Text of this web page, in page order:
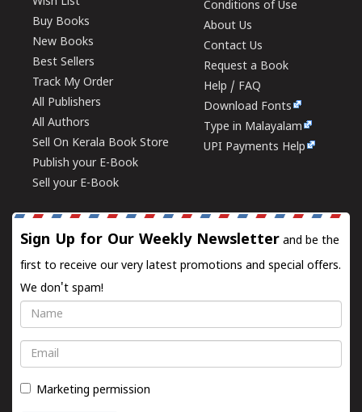
Buy Books
New Books
Best Sellers
Track My Order
All Publishers
All Authors
Sell On Kerala Book Store
Publish your E-Book
Sell your E-Book
Conditions of Use
About Us
Contact Us
Request a Book
Help / FAQ
Download Fonts
Type in Malayalam
UPI Payments Help
Sign Up for Our Weekly Newsletter and be the
first to receive our very latest promotions and special offers.
We don't spam!
Name
Email
Marketing permission